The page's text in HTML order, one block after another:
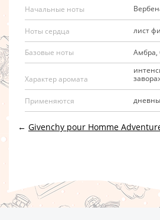
Начальные ноты
Ноты сердца лист
Базовые ноты Амбра,
Характер аромата
Применяются
← Givenchy pour Homme